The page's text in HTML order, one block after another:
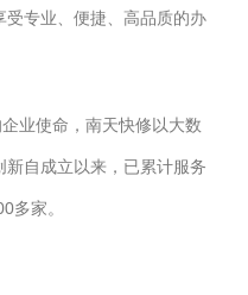
专业、便捷、高品质的办
业使命，南天快修以大数
自成立以来，已累计服务
多家。